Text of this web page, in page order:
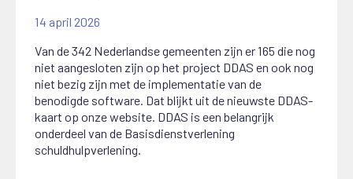
14 april 2026
Van de 342 Nederlandse gemeenten zijn er 165 die nog
niet aangesloten zijn op het project DDAS en ook nog
niet bezig zijn met de implementatie van de
benodigde software. Dat blijkt uit de nieuwste DDAS-
kaart op onze website. DDAS is een belangrijk
onderdeel van de Basisdienstverlening
schuldhulpverlening.